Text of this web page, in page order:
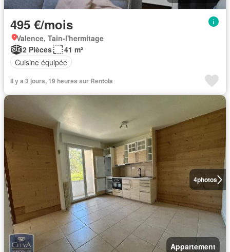
495 €/mois
Valence, Tain-l'hermitage
2 Pièces
41 m²
Cuisine équipée
Il y a 3 jours, 19 heures sur Rentola
4photos
Appartement